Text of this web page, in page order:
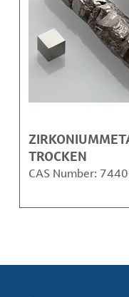
TROCKEN
CAS Number: